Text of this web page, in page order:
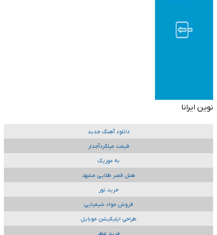
نوین ایرانا
دانلود آهنگ جدید
قیمت میلگردآجدار
به موزیک
هتل قصر طلایی مشهد
خرید تور
فروش مواد شیمیایی
طراحی اپلیکیشن موبایل